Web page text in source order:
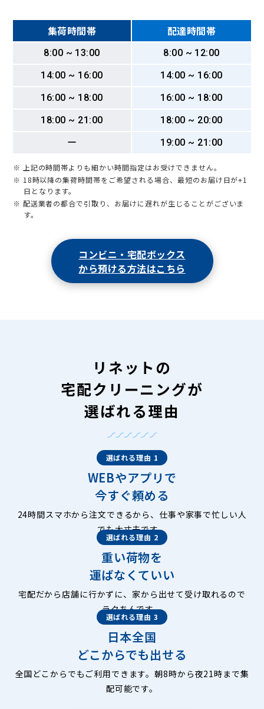
集荷時間帯 配達時間帯
8:00 ~ 13:00
8:00 ~ 12:00
14:00 ~ 16:00
14:00 ~ 16:00
16:00 ~ 18:00
16:00 ~ 18:00
18:00 ~ 21:00
18:00 ~ 20:00
ー
19:00 ~ 21:00
※ 上記の時間帯よりも細かい時間指定はお受けできません。
※ 18時以降の集荷時間帯をご希望される場合、最短のお届け日が+1
日となります。
※ 配送業者の都合で引取り、お届けに遅れが生じることがございま
す。
コンビニ・宅配ボックス
から預ける方法はこちら
リネットの
宅配クリーニングが
選ばれる理由
選ばれる理由 1
WEBやアプリで
今すぐ頼める
24時間スマホから注文できるから、仕事や家事で忙しい人
でも大丈夫です。
選ばれる理由 2
重い荷物を
運ばなくていい
宅配だから店舗に行かずに、家から出せて受け取れるので
ラクちんです。
選ばれる理由 3
日本全国
どこからでも出せる
全国どこからでもご利用できます。朝8時から夜21時まで集
配可能です。